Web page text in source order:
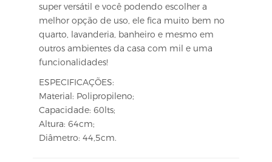
super versátil e você podendo escolher a
melhor opção de uso, ele fica muito bem no
quarto, lavanderia, banheiro e mesmo em
outros ambientes da casa com mil e uma
funcionalidades!
ESPECIFICAÇÕES:
Material: Polipropileno;
Capacidade: 60lts;
Altura: 64cm;
Diâmetro: 44,5cm.